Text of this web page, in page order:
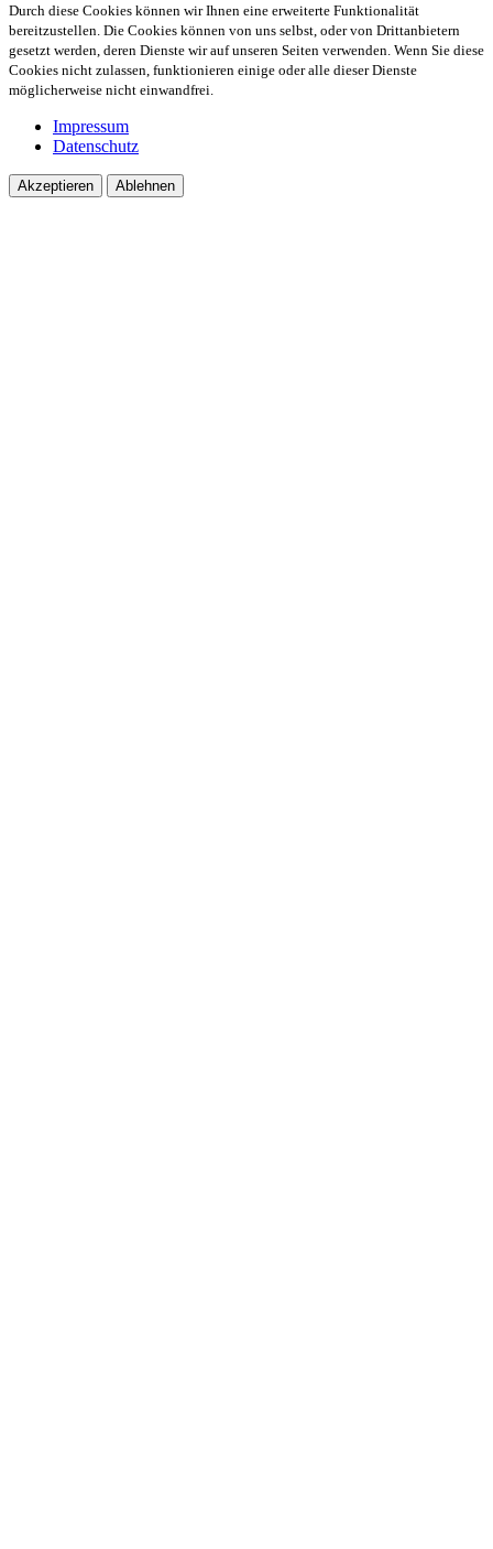
Durch diese Cookies können wir Ihnen eine erweiterte Funktionalität
bereitzustellen. Die Cookies können von uns selbst, oder von Drittanbietern
gesetzt werden, deren Dienste wir auf unseren Seiten verwenden. Wenn Sie diese
Cookies nicht zulassen, funktionieren einige oder alle dieser Dienste
möglicherweise nicht einwandfrei.
Impressum
Datenschutz
Akzeptieren Ablehnen